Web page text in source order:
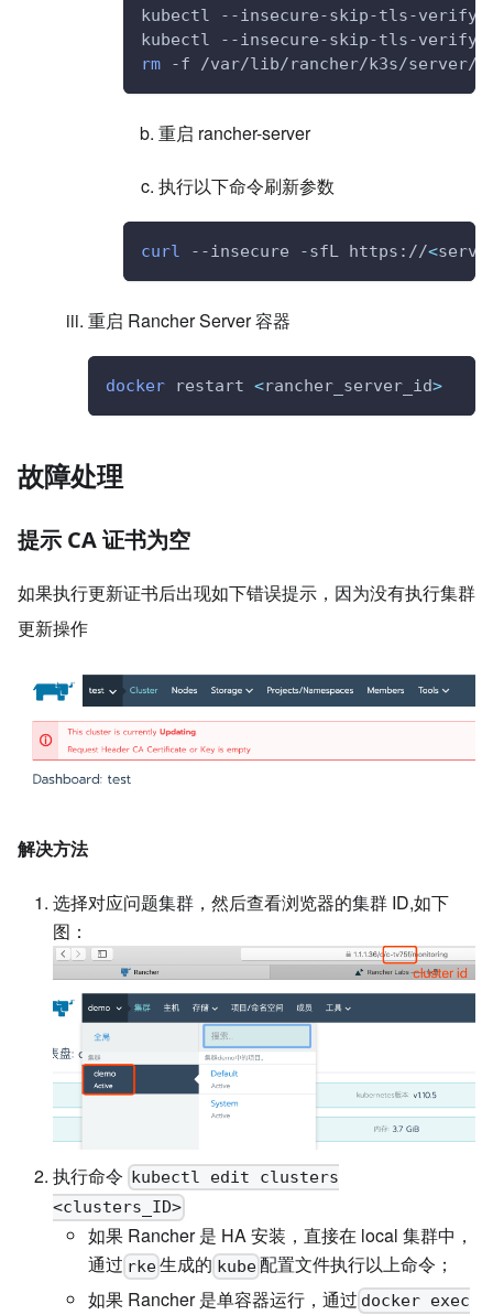
kubectl --insecure-skip-tls-verify -
kubectl --insecure-skip-tls-verify
rm -f /var/lib/rancher/k3s/server/
重启 rancher-server
执行以下命令刷新参数
curl --insecure -sfL https://<
重启 Rancher Server 容器
docker restart <rancher_server_id>
故障处理
提示 CA 证书为空
如果执行更新证书后出现如下错误提示，因为没有执行集群
更新操作
解决方法
选择对应问题集群，然后查看浏览器的集群 ID,如下
图：
执行命令 kubectl edit clusters
<clusters_ID>
如果 Rancher 是 HA 安装，直接在 local 集群中，
通过 rke生成的 kube配置文件执行以上命令；
如果 Rancher 是单容器运行，通过 docker exec